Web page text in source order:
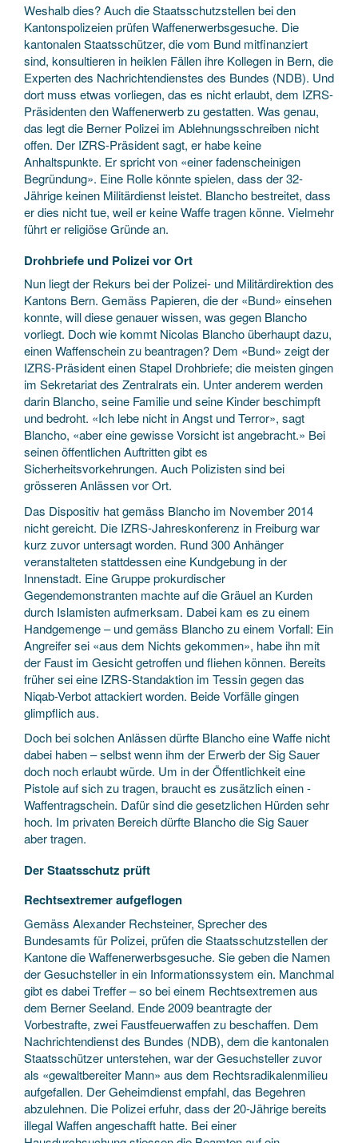
Weshalb dies? Auch die Staatsschutzstellen bei den
Kantonspolizeien prüfen Waffenerwerbsgesuche. Die
kantonalen Staatsschützer, die vom Bund mitfinanziert
sind, konsultieren in heiklen Fällen ihre Kollegen in Bern, die
Experten des Nachrichtendienstes des Bundes (NDB). Und
dort muss etwas vorliegen, das es nicht erlaubt, dem IZRS-
Präsidenten den Waffenerwerb zu gestatten. Was genau,
das legt die Berner Polizei im ­Ablehnungsschreiben nicht
offen. Der IZRS-Präsident sagt, er habe keine
Anhaltspunkte. Er spricht von «einer fadenscheinigen
Begründung». Eine Rolle könnte spielen, dass der 32-
Jährige keinen Militärdienst leistet. Blancho bestreitet, dass
er dies nicht tue, weil er keine Waffe tragen könne. Vielmehr
führt er religiöse Gründe an.
Drohbriefe und Polizei vor Ort
Nun liegt der Rekurs bei der Polizei- und Militärdirektion des
Kantons Bern. Gemäss Papieren, die der «Bund» einsehen
konnte, will diese genauer wissen, was gegen Blancho
vorliegt. Doch wie kommt Nicolas Blancho überhaupt dazu,
einen Waffenschein zu beantragen? Dem «Bund» zeigt der
IZRS-Präsident einen Stapel Drohbriefe; die meisten gingen
im Sekretariat des Zentralrats ein. Unter anderem werden
darin Blancho, seine Familie und seine Kinder beschimpft
und bedroht. «Ich lebe nicht in Angst und Terror», sagt
Blancho, «aber eine gewisse Vorsicht ist angebracht.» Bei
seinen öffentlichen Auftritten gibt es
Sicherheitsvorkehrungen. Auch Polizisten sind bei
grösseren Anlässen vor Ort.
Das Dispositiv hat gemäss Blancho im November 2014
nicht gereicht. Die IZRS-Jahreskonferenz in Freiburg war
kurz zuvor untersagt worden. Rund 300 Anhänger
veranstalteten stattdessen eine Kundgebung in der
Innenstadt. Eine Gruppe prokurdischer
Gegendemonstranten machte auf die Gräuel an Kurden
durch Islamisten aufmerksam. Dabei kam es zu einem
Handgemenge – und gemäss Blancho zu einem Vorfall: Ein
Angreifer sei «aus dem Nichts gekommen», habe ihn mit
der Faust im Gesicht getroffen und fliehen können. Bereits
früher sei eine IZRS-Standaktion im Tessin gegen das
Niqab-Verbot attackiert worden. Beide Vorfälle gingen
glimpflich aus.
Doch bei solchen Anlässen dürfte Blancho eine Waffe nicht
dabei haben – selbst wenn ihm der Erwerb der Sig Sauer
doch noch erlaubt würde. Um in der Öffentlichkeit eine
Pistole auf sich zu tragen, braucht es zusätzlich einen ­
Waffentragschein. Dafür sind die gesetzlichen Hürden sehr
hoch. Im privaten Bereich dürfte Blancho die Sig Sauer
aber tragen.
Der Staatsschutz prüft
Rechtsextremer aufgeflogen
Gemäss Alexander Rechsteiner, Sprecher des
Bundesamts für Polizei, prüfen die Staatsschutzstellen der
Kantone die Waffenerwerbsgesuche. Sie geben die Namen
der Gesuchsteller in ein Informationssystem ein. Manchmal
gibt es dabei Treffer – so bei einem Rechtsextremen aus
dem Berner Seeland. Ende 2009 beantragte der
Vorbestrafte, zwei Faustfeuerwaffen zu beschaffen. Dem
Nachrichtendienst des Bundes (NDB), dem die kantonalen
Staatsschützer unterstehen, war der Gesuchsteller zuvor
als «gewaltbereiter Mann» aus dem Rechtsradikalenmilieu
aufgefallen. Der Geheimdienst empfahl, das Begehren
abzulehnen. Die Polizei erfuhr, dass der 20-Jährige bereits
illegal Waffen angeschafft hatte. Bei einer